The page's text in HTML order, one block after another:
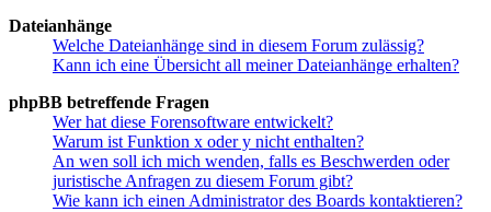
Dateianhänge
Welche Dateianhänge sind in diesem Forum zulässig?
Kann ich eine Übersicht all meiner Dateianhänge erhalten?
phpBB betreffende Fragen
Wer hat diese Forensoftware entwickelt?
Warum ist Funktion x oder y nicht enthalten?
An wen soll ich mich wenden, falls es Beschwerden oder
juristische Anfragen zu diesem Forum gibt?
Wie kann ich einen Administrator des Boards kontaktieren?